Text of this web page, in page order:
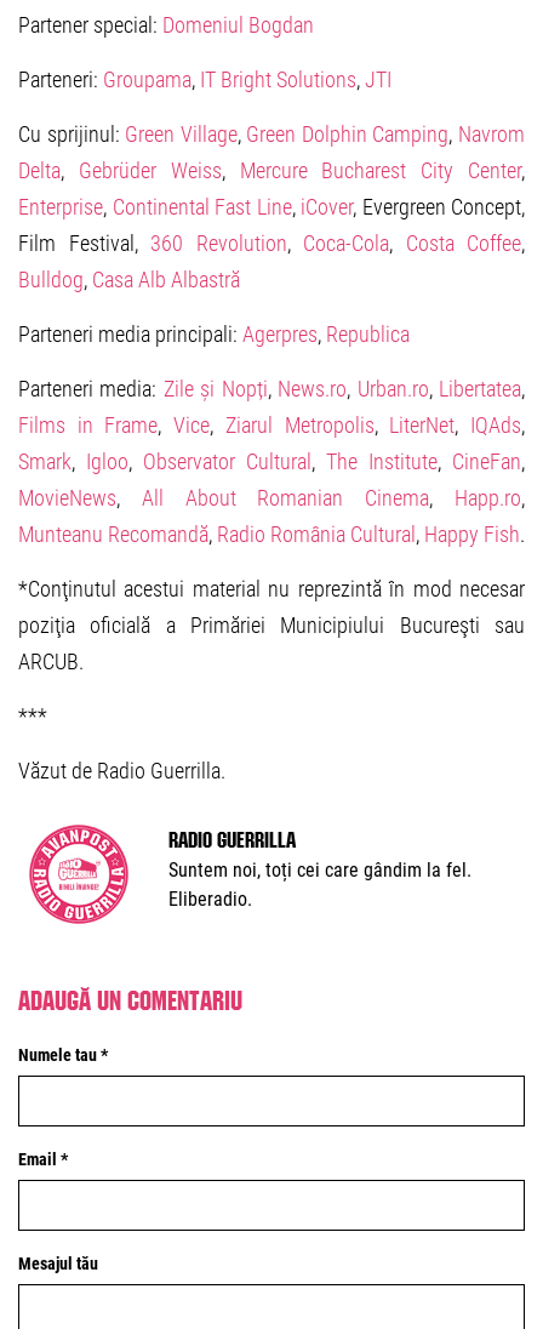
Partener special: Domeniul Bogdan
Parteneri: Groupama, IT Bright Solutions,JTI
Cu sprijinul: Green Village, Green Dolphin Camping, Navrom
Delta, Gebrüder Weiss, Mercure Bucharest City Center,
Enterprise, Continental Fast Line, iCover, Evergreen Concept,
Film Festival, 360 Revolution, Coca-Cola, Costa Coffee,
Bulldog, Casa Alb Albastră
Parteneri media principali: Agerpres, Republica
Parteneri media: Zile și Nopți, News.ro, Urban.ro, Libertatea,
Films in Frame,Vice, Ziarul Metropolis, LiterNet, IQAds,
Smark, Igloo, Observator Cultural, The Institute, CineFan,
MovieNews, All About Romanian Cinema, Happ.ro,
Munteanu Recomandă, Radio România Cultural, Happy Fish.
*Conţinutul acestui material nu reprezintă în mod necesar
poziţia oficială a Primăriei Municipiului Bucureşti sau
ARCUB.
***
Văzut de Radio Guerrilla.
Radio Guerrilla
Suntem noi, toți cei care gândim la fel.
Eliberadio.
Adaugă un comentariu
Numele tau *
Email *
Mesajul tău